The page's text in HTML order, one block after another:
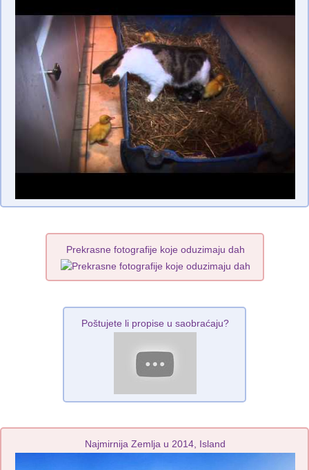
Prekrasne fotografije koje oduzimaju dah
Poštujete li propise u saobraćaju?
Najmirnija Zemlja u 2014, Island